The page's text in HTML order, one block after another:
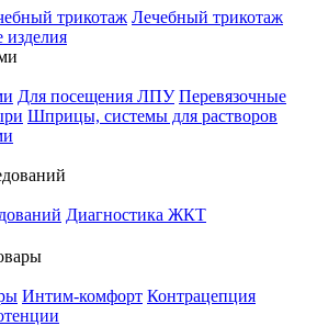
трикотаж Лечебный трикотаж
изделия
Для посещения ЛПУ Перевязочные
Шприцы, системы для растворов
Диагностика ЖКТ
Интим-комфорт Контрацепция